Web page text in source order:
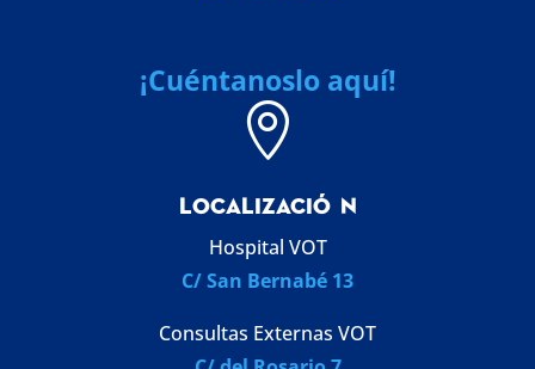
¡Cuéntanoslo aquí!

LOCALIZACIÓ N
Hospital VOT
C/ San Bernabé 13
Consultas Externas VOT